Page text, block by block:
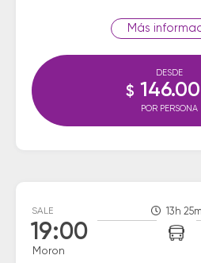
DESDE
$
POR PERSONA
SALE
19:00
Moron
13h 25m